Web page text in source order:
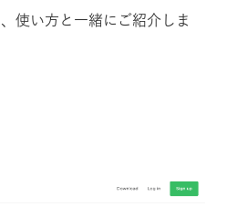
使い方と一緒にご紹介しま